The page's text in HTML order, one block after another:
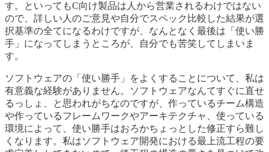
す。といってもC向け製品は人から営業されるわけではない
ので、詳しい人のご意見や自分でスペック比較した結果が選
択基準の全てになるわけですが、なんとなく最後は「使い勝
手」になってしまうところが、自分でも苦笑してしまいま
す。
ソフトウェアの「使い勝手」をよくすることについて、私は
有意義な経験がありません。ソフトウェアなんてすぐに直せ
るっしょ、と思われがちなのですが、作っているチーム構造
や作っているフレームワークやアーキテクチャ、使っている
環境によって、使い勝手はおろかちょっとした修正すら難し
くなります。私はソフトウェア開発における最上流工程の要